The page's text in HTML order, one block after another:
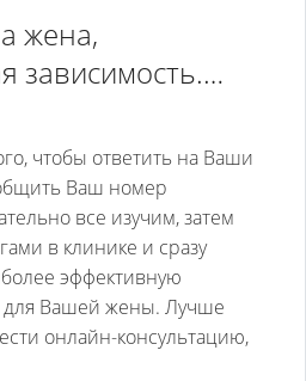
жена,
зависимость.
есть ребёнок.
и хочу
Будте добры
длиться
проходит
чтобы ответить на Ваши
Ваш номер
все изучим, затем
в клинике и сразу
эффективную
для Вашей жены. Лучше
онлайн-консультацию,